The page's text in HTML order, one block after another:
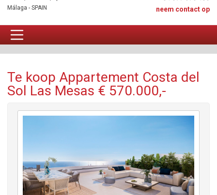
neem contact op
Málaga - SPAIN
Te koop Appartement Costa del
Sol Las Mesas € 570.000,-